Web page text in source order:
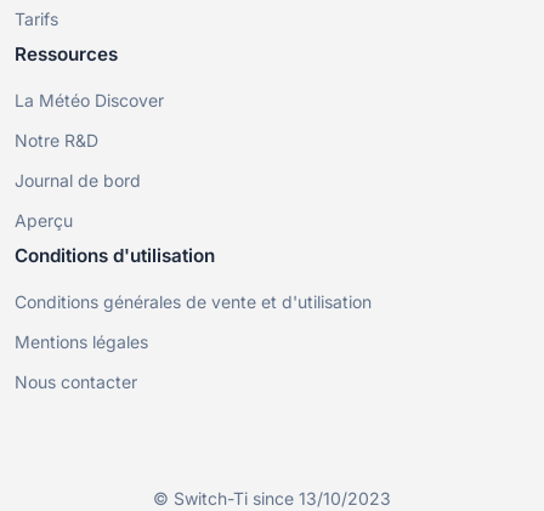
Tarifs
Ressources
La Météo Discover
Notre R&D
Journal de bord
Aperçu
Conditions d'utilisation
Conditions générales de vente et d'utilisation
Mentions légales
Nous contacter
© Switch-Ti since 13/10/2023